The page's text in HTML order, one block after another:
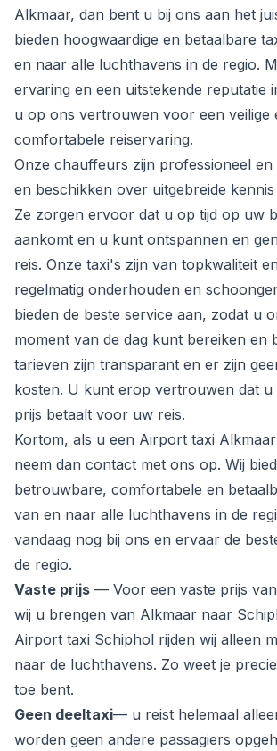
Alkmaar, dan bent u bij ons aan het
bieden hoogwaardige en betaalbare
en naar alle luchthavens in de regio.
ervaring en een uitstekende reputatie
u op ons vertrouwen voor een veilige
comfortabele reiservaring.
Onze chauffeurs zijn professioneel
en beschikken over uitgebreide
Ze zorgen ervoor dat u op tijd op uw
aankomt en u kunt ontspannen en
reis. Onze taxi's zijn van topkwaliteit
regelmatig onderhouden en
bieden de beste service aan, zodat u
moment van de dag kunt bereiken en
tarieven zijn transparant en er zijn
kosten. U kunt erop vertrouwen dat u
prijs betaalt voor uw reis.
Kortom, als u een Airport taxi
neem dan contact met ons op. Wij
betrouwbare, comfortabele en
van en naar alle luchthavens in de
vandaag nog bij ons en ervaar de
de regio.
Vaste prijs — Voor een vaste prijs
wij u brengen van Alkmaar naar
Airport taxi Schiphol rijden wij alleen
naar de luchthavens. Zo weet je
toe bent.
Geen deeltaxi— u reist helemaal
worden geen andere passagiers